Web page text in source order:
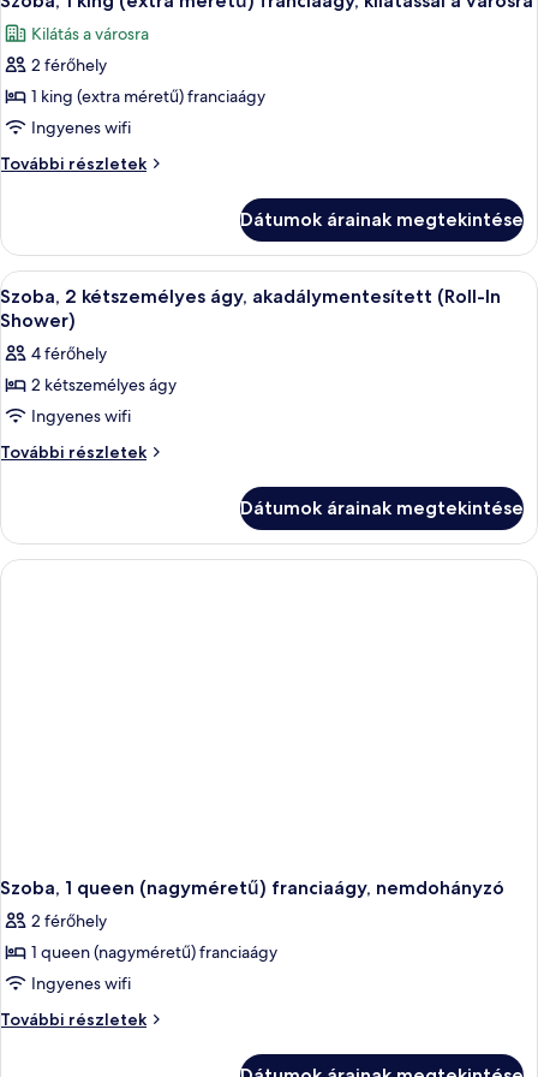
kilátással
a
városra
a
városra
részletei
következő
szoba
összes
képének
megtekintése:
Szoba,
1
(extra
méretű)
franciaágy,
kilátással
a
városra
Kilátás a városra
2 férőhely
1 king (extra méretű) franciaágy
Ingyenes wifi
További részletek
Szoba,
méretű)
franciaágy,
kilátással
a
további
részletei
Dátumok árainak megtekintése
A
következő
szoba
összes
képének
megtekintése:
Szoba,
ágy,
akadálymentesített
Egy modern fürőszoba, amelyben
3
Szoba, 2 kétszemélyes ágy, akadálymentesített (Roll-In
Shower)
4 férőhely
2 kétszemélyes ágy
Ingyenes wifi
További részletek
Szoba,
akadálymentesített
(Roll-
In
Dátumok árainak megtekintése
Szoba, 1 queen (nagyméretű) franciaágy, nemdohányzó
2 férőhely
1 queen (nagyméretű) franciaágy
Ingyenes wifi
További részletek
Szoba,